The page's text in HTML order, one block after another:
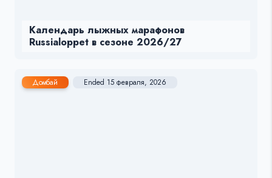
Календарь лыжных марафонов
Russialoppet в сезоне 2026/27
Домбай Ended 15 февраля, 2026